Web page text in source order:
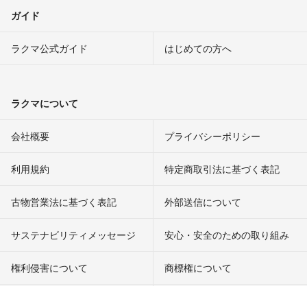
ガイド
ラクマ公式ガイド はじめての方へ
ラクマについて
会社概要 プライバシーポリシー
利用規約 特定商取引法に基づく表記
古物営業法に基づく表記 外部送信について
サステナビリティメッセージ 安心・安全のための取り組み
権利侵害について
商標権について